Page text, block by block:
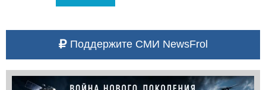
Поддержите СМИ NewsFrol